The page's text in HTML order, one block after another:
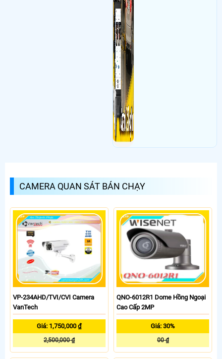
CAMERA QUAN SÁT BÁN CHẠY
VP-234AHD/TVI/CVI Camera
VanTech
Giá: 1,750,000 ₫
2,500,000 ₫
QNO-6012R1 Dome Hồng Ngoại
Cao Cấp 2MP
Giá: 30%
00 ₫